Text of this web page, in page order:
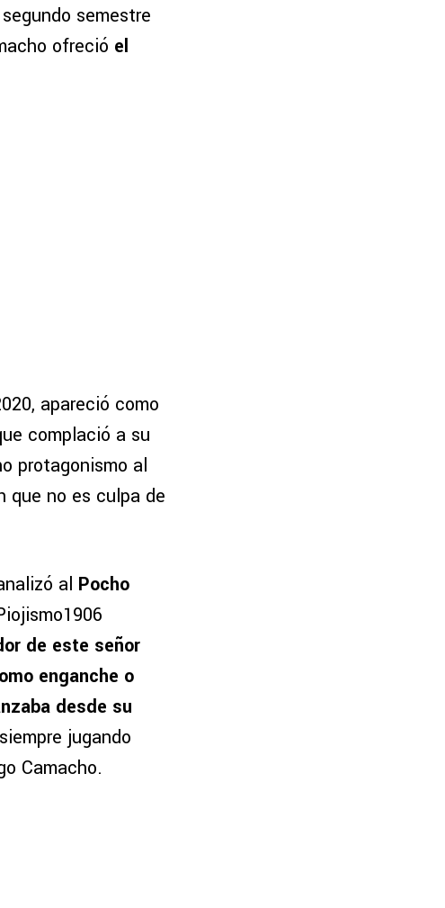
semestre
ofreció el
apareció como
complació a su
protagonismo al
que no es culpa de
al Pocho
de este señor
enganche o
desde su
jugando
Camacho.